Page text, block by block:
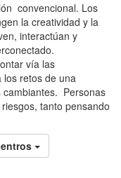
convencional. Los
la creatividad y la
interactúan y
vía las
los retos de una
cambiantes. Personas
tanto pensando